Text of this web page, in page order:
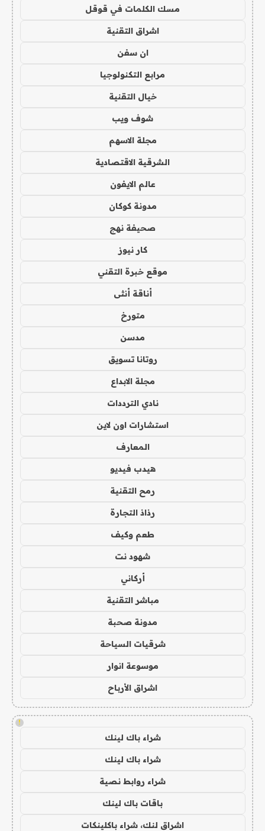
مسك الكلمات في قوقل
اشراق التقنية
ان سفن
مرابع التكنولوجيا
خيال التقنية
شوف ويب
مجلة الاسهم
الشرقية الاقتصادية
عالم الايفون
مدونة كوكان
صحيفة نهج
كار نيوز
موقع خبرة التقني
أناقة أنثى
متورخ
مدسن
روتانا تسويق
مجلة الابداع
نادي الترددات
استشارات اون لاين
المعارف
هيدب فيديو
رمح التقنية
رذاذ التجارة
طعم وكيف
شهود نت
أركاني
مباشر التقنية
مدونة صحبة
شرقيات السياحة
موسوعة انوار
اشراق الأرباح
!
شراء باك لينك
شراء باك لينك
شراء روابط نصية
باقات باك لينك
اشراق لنك، شراء باكلينكات